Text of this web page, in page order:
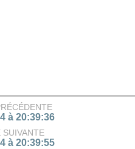
à 20:39:36
à 20:39:55